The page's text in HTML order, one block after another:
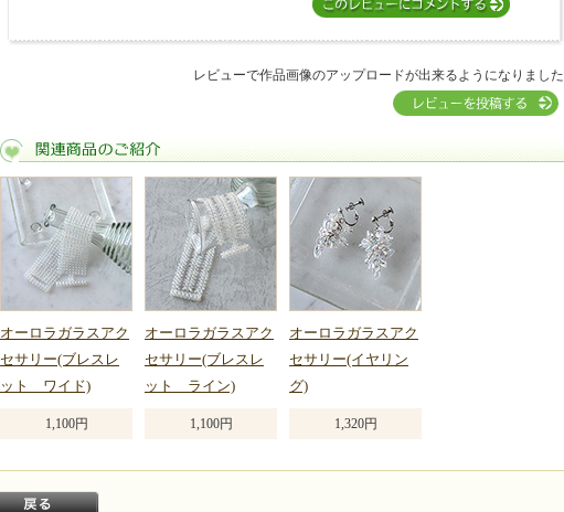
レビューで作品画像のアップロードが出来るようになりました
関連商品のご紹介
オーロラガラスアク
セサリー(ブレスレ
ット ワイド)
1,100円
オーロラガラスアク
セサリー(ブレスレ
ット ライン)
1,100円
オーロラガラスアク
セサリー(イヤリン
グ)
1,320円